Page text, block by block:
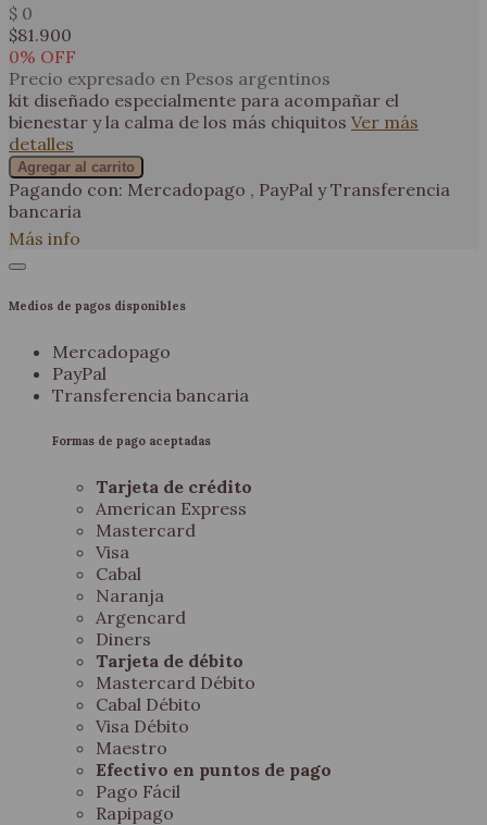
$ 0
$81.900
0% OFF
Precio expresado en Pesos argentinos
kit diseñado especialmente para acompañar el
bienestar y la calma de los más chiquitos Ver más
detalles
Agregar al carrito
Pagando con: Mercadopago , PayPal y Transferencia
bancaria
Más info
Medios de pagos disponibles
Mercadopago
PayPal
Transferencia bancaria
Formas de pago aceptadas
Tarjeta de crédito
American Express
Mastercard
Visa
Cabal
Naranja
Argencard
Diners
Tarjeta de débito
Mastercard Débito
Cabal Débito
Visa Débito
Maestro
Efectivo en puntos de pago
Pago Fácil
Rapipago